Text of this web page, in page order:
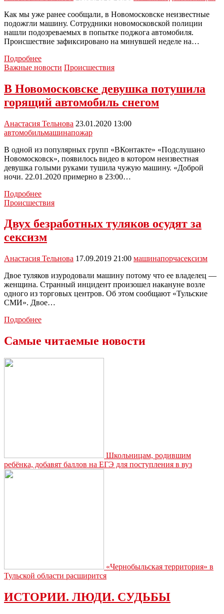
две
машины
Как мы уже ранее сообщали, в Новомосковске неизвестные
подожгли машину. Сотрудники новомосковской полиции
нашли подозреваемых в попытке поджога автомобиля.
Происшествие зафиксировано на минувшей неделе на…
ПодробнееПолицейские
задержали
поджоге
машины
Важные новости Происшествия
В Новомосковске девушка потушила
горящий автомобиль снегом
Анастасия Тельнова 23.01.2020 13:00
автомобильмашинапожар
В одной из популярных групп «ВКонтакте» «Подслушано
Новомосковск», появилось видео в котором неизвестная
девушка голыми руками тушила чужую машину. «Доброй
ночи. 22.01.2020 примерно в 23:00…
ПодробнееВ
Новомосковске
потушила
горящий
автомобиль
Происшествия
Двух безработных туляков осудят за
сексизм
Анастасия Тельнова 17.09.2019 21:00 машинапорчасексизм
Двое туляков изуродовали машину потому что ее владелец —
женщина. Странный инцидент произошел накануне возле
одного из торговых центров. Об этом сообщают «Тульские
СМИ». Двое…
ПодробнееДвух
осудят
Самые читаемые новости
Школьницам, родившим
ребёнка, добавят баллов на ЕГЭ для поступления в вуз
«Чернобыльская территория» в
Тульской области расширится
ИСТОРИИ. ЛЮДИ. СУДЬБЫ